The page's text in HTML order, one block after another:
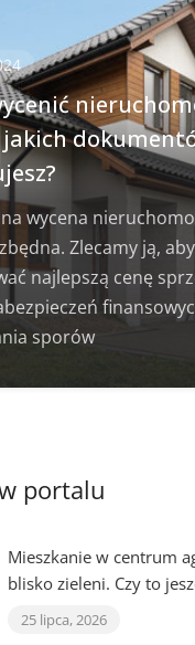
jakich
wycena
Zlecamy ją, aby
najlepszą cenę
sporów
portalu
Mieszkanie w centrum
blisko zieleni. Czy to
25 lipca, 2026